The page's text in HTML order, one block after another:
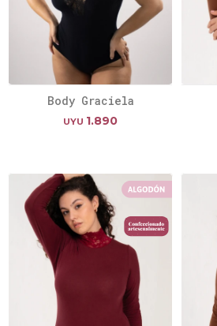
Body Graciela
UYU 1.890